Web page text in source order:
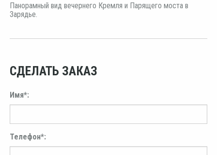
Панорамный вид вечернего Кремля и Парящего моста в
Зарядье.
СДЕЛАТЬ ЗАКАЗ
Имя*:
Телефон*: